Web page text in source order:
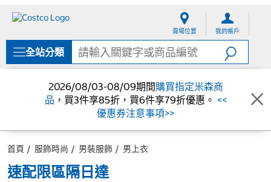
單
賣場位置 我的帳戶
全站分類
2026/08/03-08/09期間購買指定米森商
品 ，買3件享85折，買6件享79折優惠。 <<
優惠券注意事項>>
首頁 服飾時尚 男裝服飾 男上衣
速配限區隔日達